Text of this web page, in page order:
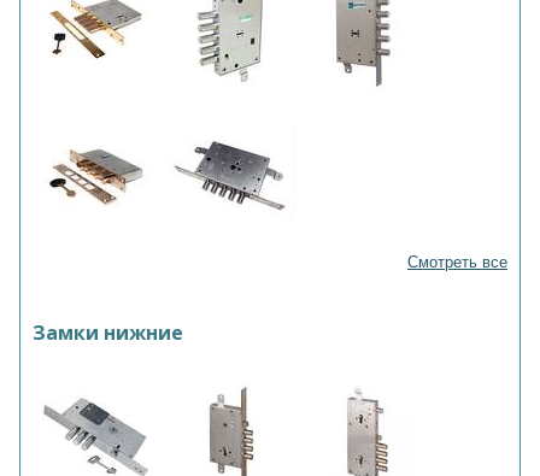
Смотреть все
Замки нижние